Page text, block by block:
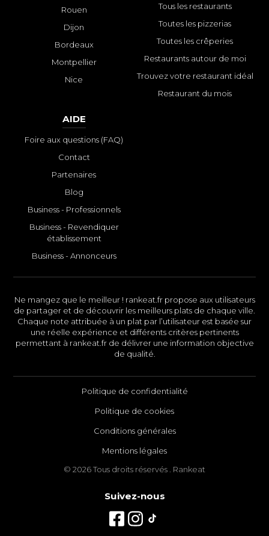
Rouen
Dijon
Bordeaux
Montpellier
Nice
Tous les restaurants
Toutes les pizzerias
Toutes les crêperies
Restaurants autour de moi
Trouvez votre restaurant idéal
Restaurant du mois
AIDE
Foire aux questions (FAQ)
Contact
Partenaires
Blog
Business - Professionnels
Business - Revendiquer
établissement
Business - Annonceurs
Ne mangez que le meilleur ! rankeat.fr propose aux utilisateurs
de partager et de découvrir les meilleurs plats de chaque ville.
Chaque note attribuée à un plat par l’utilisateur est basée sur
une réelle expérience et différents critères pertinents
permettant à rankeat.fr de délivrer une information objective
de qualité.
Politique de confidentialité
Politique de cookies
Conditions générales
Mentions légales
© 2026 Tous droits réservés . Rankeat
Suivez-nous